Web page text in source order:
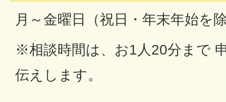
月～金曜日（祝日・年末年始を
※相談時間は、お1人20分まで
伝えします。